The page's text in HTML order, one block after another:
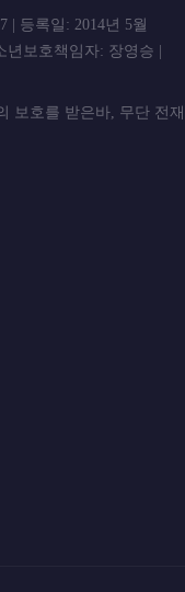
| 등록일: 2014년 5월
보호책임자: 장영승 |
보호를 받은바, 무단 전
금합니